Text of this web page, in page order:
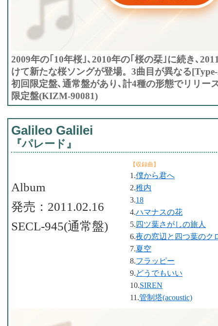
2009年の｢10年桜｣､2010年の｢桜の栞｣に続き､
けて新たな桜ソングが登場。3曲目が異なる
初回限定盤､通常盤があり､計4種の形態でリリー
限定盤(KIZM-90081)
Galileo Galilei
『パレード』
【収録曲】
1.僕から君へ
2.稚内
3.18
4.ハマナスの花
5. 四ツ葉さがしの旅人
6.夜の窓辺と四つ葉のク
7.夏空
8.フラッピー
9.どうでもいい
10.SIREN
11.管制塔(acoustic)
Album
発売：2011.02.16
SECL-945(通常盤)